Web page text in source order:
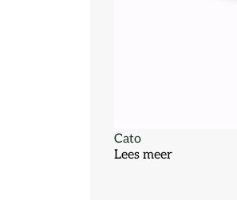
Cato
Lees meer